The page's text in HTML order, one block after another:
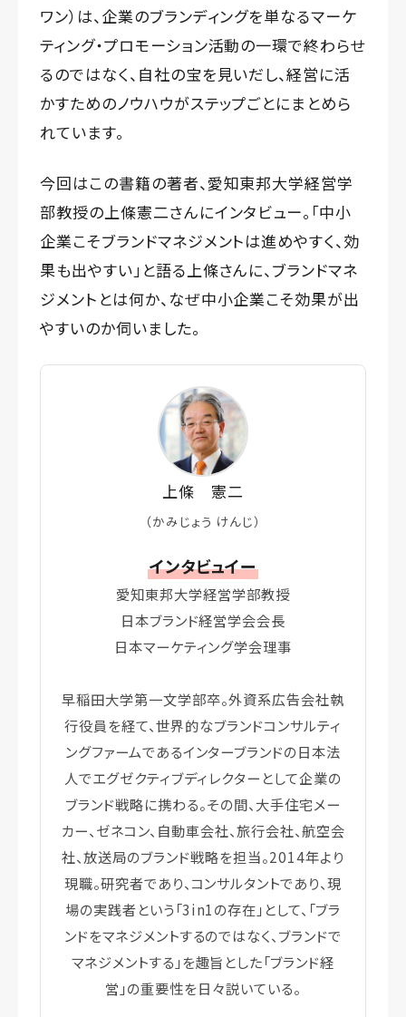
ワン）は、企業のブランディングを単なるマーケ
ティング・プロモーション活動の一環で終わらせ
るのではなく、自社の宝を見いだし、経営に活
かすためのノウハウがステップごとにまとめら
れています。
今回はこの書籍の著者、愛知東邦大学経営学
部教授の上條憲二さんにインタビュー。「中小
企業こそブランドマネジメントは進めやすく、効
果も出やすい」と語る上條さんに、ブランドマネ
ジメントとは何か、なぜ中小企業こそ効果が出
やすいのか伺いました。
上條 憲二
（かみじょう けんじ）
インタビュイー
愛知東邦大学経営学部教授
日本ブランド経営学会会長
日本マーケティング学会理事
早稲田大学第一文学部卒。外資系広告会社執
行役員を経て、世界的なブランドコンサルティ
ングファームであるインターブランドの日本法
人でエグゼクティブディレクターとして企業の
ブランド戦略に携わる。その間、大手住宅メー
カー、ゼネコン、自動車会社、旅行会社、航空会
社、放送局のブランド戦略を担当。2014年より
現職。研究者であり、コンサルタントであり、現
場の実践者という「3in1の存在」として、「ブラ
ンドをマネジメントするのではなく、ブランドで
マネジメントする」を趣旨とした「ブランド経
営」の重要性を日々説いている。